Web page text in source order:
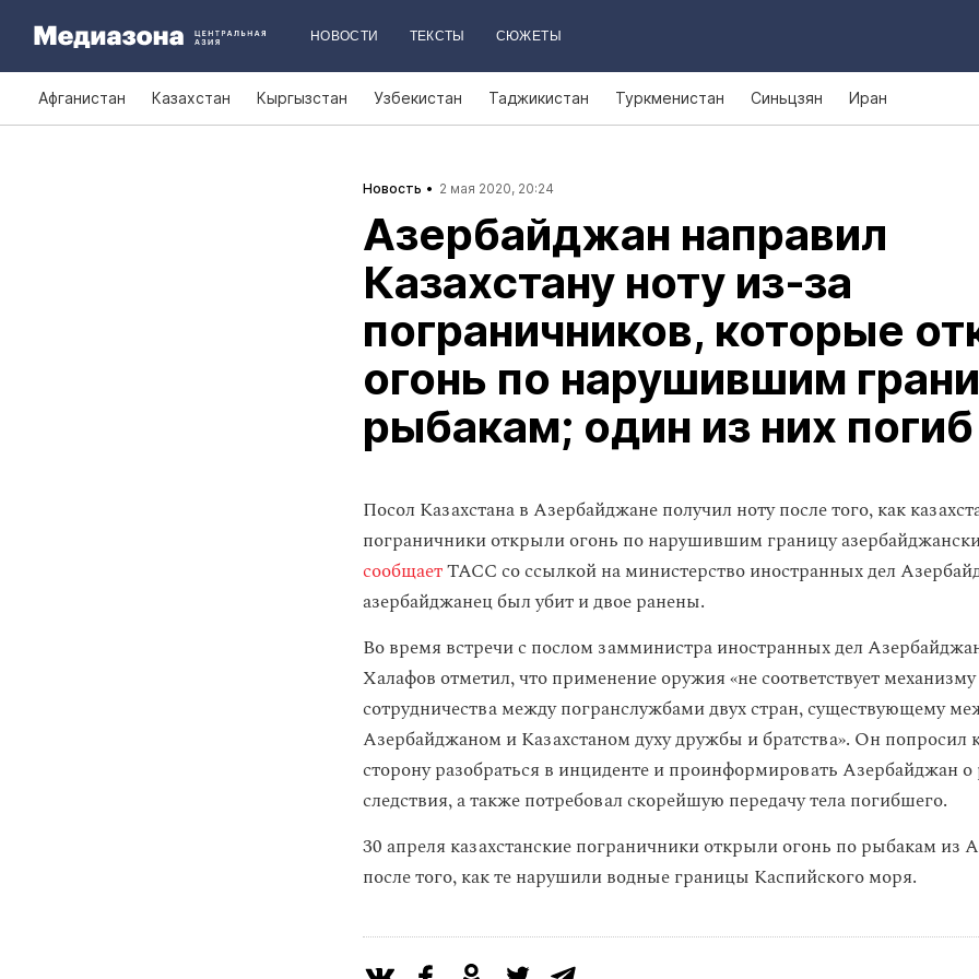
НОВОСТИ ТЕКСТЫ СЮЖЕТЫ
Афганистан Казахстан Кыргызстан Узбекистан Таджикистан Туркменистан Синьцзян Иран
Новость 2 мая 2020, 20:24
Азербайджан направил
Казахстану ноту из‑за
пограничников, которые
огонь по нарушившим
рыбакам; один из них погиб
Посол Казахстана в Азербайджане получил ноту после того, как
пограничники открыли огонь по нарушившим границу
сообщаетТАСС со ссылкой на министерство иностранных дел
азербайджанец был убит и двое ранены.
Во время встречи с послом замминистра иностранных дел
Халафов отметил, что применение оружия «не соответствует механизму
сотрудничества между погранслужбами двух стран, существующему
Азербайджаном и Казахстаном духу дружбы и братства». Он попросил
сторону разобраться в инциденте и проинформировать Азербайджан о
следствия, а также потребовал скорейшую передачу тела погибшего.
30 апреля казахстанские пограничники открыли огонь по рыбакам из
после того, как те нарушили водные границы Каспийского моря.